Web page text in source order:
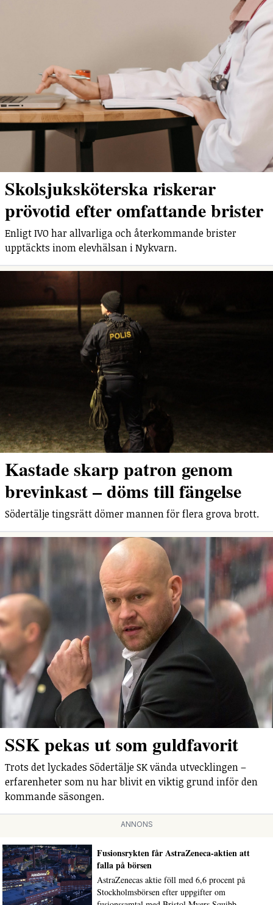
Skolsjuksköterska riskerar
prövotid efter omfattande brister
Enligt IVO har allvarliga och återkommande brister
upptäckts inom elevhälsan i Nykvarn.
Kastade skarp patron genom
brevinkast – döms till fängelse
Södertälje tingsrätt dömer mannen för flera grova brott.
SSK pekas ut som guldfavorit
Trots det lyckades Södertälje SK vända utvecklingen –
erfarenheter som nu har blivit en viktig grund inför den
kommande säsongen.
ANNONS
Fusionsrykten får AstraZeneca-aktien att
falla på börsen
AstraZenecas aktie föll med 6,6 procent på
Stockholmsbörsen efter uppgifter om